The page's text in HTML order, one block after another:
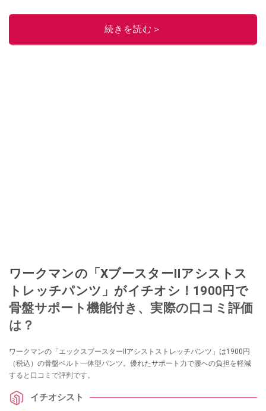
このイチオシストの他の記事を読む
続きを読む＞
ワークマンの「XブースターⅡアシストス
トレッチパンツ」がイチオシ！1900円で
骨盤サポート機能付き、実際の口コミ評価
は？
ワークマンの「エックスブースターⅡアシストストレッチパンツ」は1900円
（税込）の骨盤ベルト一体型パンツ。優れたサポート力で腰への負担を軽減
すると口コミで評判です。
イチオシスト